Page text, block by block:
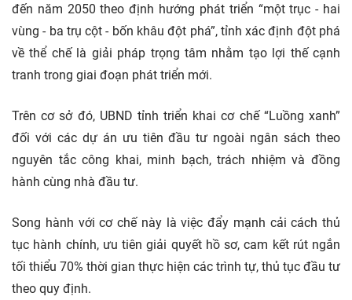
đến năm 2050 theo định hướng phát triển “một trục - hai
vùng - ba trụ cột - bốn khâu đột phá”, tỉnh xác định đột phá
về thể chế là giải pháp trọng tâm nhằm tạo lợi thế cạnh
tranh trong giai đoạn phát triển mới.
Trên cơ sở đó, UBND tỉnh triển khai cơ chế “Luồng xanh”
đối với các dự án ưu tiên đầu tư ngoài ngân sách theo
nguyên tắc công khai, minh bạch, trách nhiệm và đồng
hành cùng nhà đầu tư.
Song hành với cơ chế này là việc đẩy mạnh cải cách thủ
tục hành chính, ưu tiên giải quyết hồ sơ, cam kết rút ngắn
tối thiểu 70% thời gian thực hiện các trình tự, thủ tục đầu tư
theo quy định.